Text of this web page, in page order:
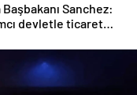
Sanchez:
devletle ticaret